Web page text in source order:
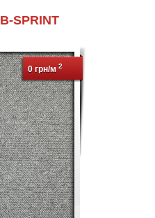
B-SPRINT
0 грн/м 2